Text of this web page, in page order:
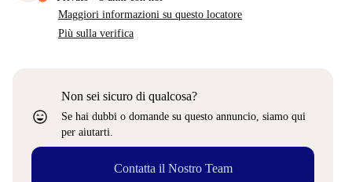
Maggiori informazioni su questo locatore
Più sulla verifica
sentiment_very_satisfied
Non sei sicuro di qualcosa?
Se hai dubbi o domande su questo annuncio, siamo qui
per aiutarti.
Contatta il Nostro Team